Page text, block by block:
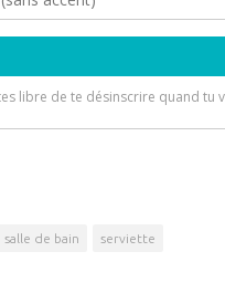
salle de bain serviette